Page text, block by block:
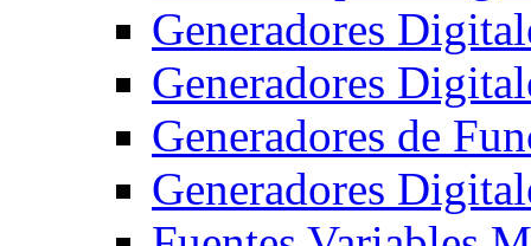
Generadores
Generadores
Generadores de
Generadores